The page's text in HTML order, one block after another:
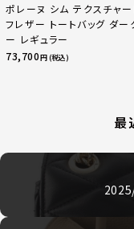
ポレーヌ シム テクスチャー
フレザー トートバッグ ダー
ー レギュラー
73,700円 (税込)
最